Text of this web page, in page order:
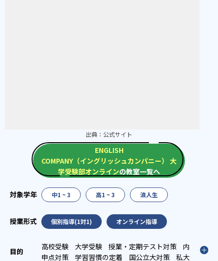
出典： 公式サイト
ENGLISH
COMPANY（イングリッシュカンパニー） 大
学受験部オンラインの教室一覧へ
中1 ~ 3 高1 ~ 3 浪人生
個別指導(1対1) オンライン指導
高校受験 大学受験 授業・定期テスト対策
内
申点対策
学習習慣の定着 国公立大対策 私大